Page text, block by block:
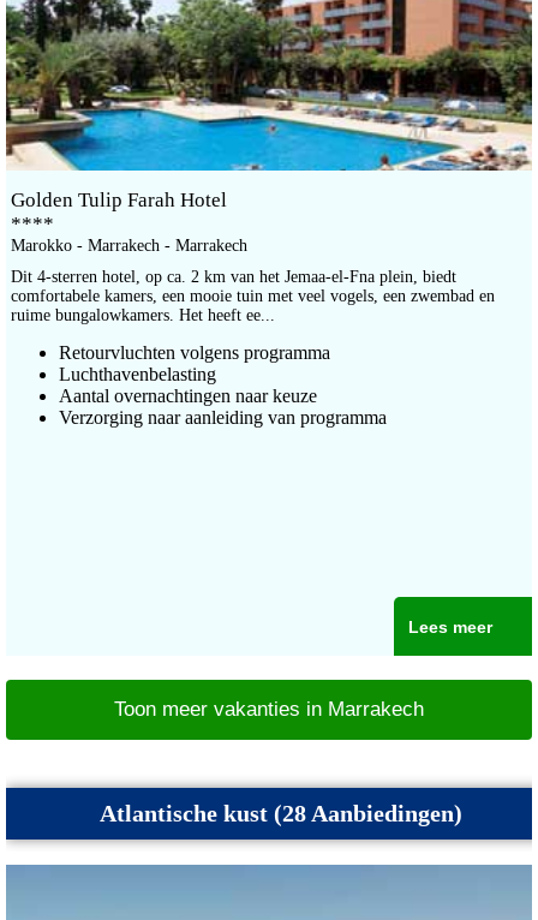
Golden Tulip Farah Hotel
****
Marokko - Marrakech - Marrakech
Dit 4-sterren hotel, op ca. 2 km van het Jemaa-el-Fna plein, biedt
comfortabele kamers, een mooie tuin met veel vogels, een zwembad en
ruime bungalowkamers. Het heeft ee...
Retourvluchten volgens programma
Luchthavenbelasting
Aantal overnachtingen naar keuze
Verzorging naar aanleiding van programma
Lees meer
Toon meer vakanties in Marrakech
Atlantische kust (28 Aanbiedingen)